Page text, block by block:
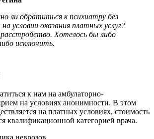
ли обратиться к психиатру без
условии оказания платных услуг?
Хотелось бы либо
исключить.
к нам на амбулаторно-
на условиях анонимности. В этом
на платных условиях, стоимость
квалификационной категорией врача.
неврозов.